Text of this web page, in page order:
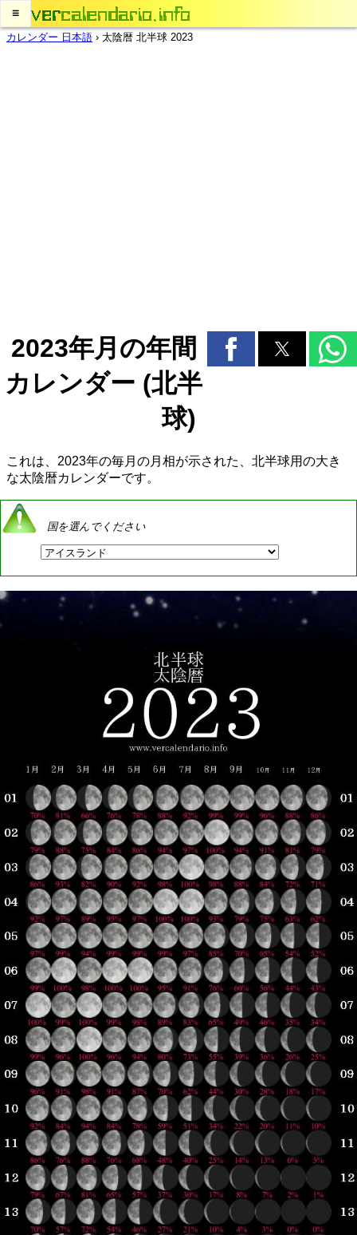
≡
カレンダー 日本語 › 太陰暦 北半球 2023
2023年月の年間
カレンダー (北半
球)
これは、2023年の毎月の月相が示された、北半球用の大き
な太陰暦カレンダーです。
国を選んでください